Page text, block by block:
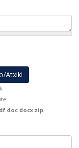
doc docx zip.